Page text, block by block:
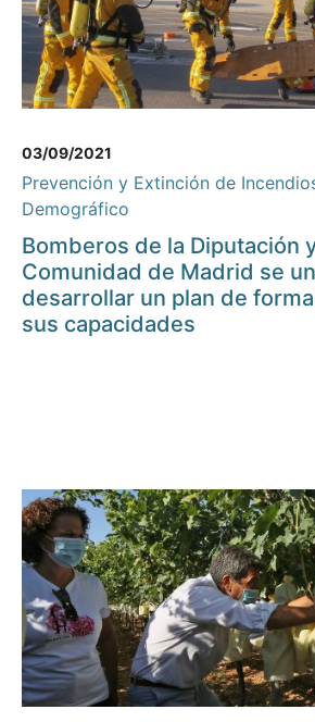
03/09/2021
Prevención y Extinción de
Demográfico
Bomberos de la Diputación
Comunidad de Madrid se
desarrollar un plan de
sus capacidades